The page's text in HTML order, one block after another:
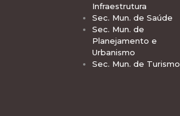
Infraestrutura
Sec. Mun. de Saúde
Sec. Mun. de
Planejamento e
Urbanismo
Sec. Mun. de Turismo